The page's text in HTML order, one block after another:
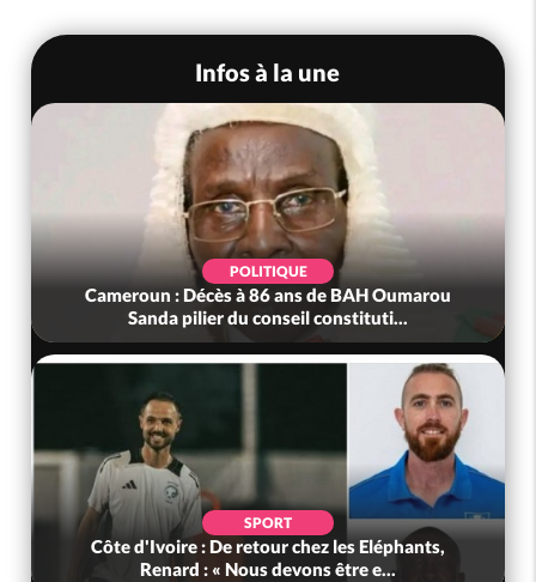
Infos à la une
POLITIQUE
Cameroun : Décès à 86 ans de BAH Oumarou
Sanda pilier du conseil constituti...
SPORT
Côte d'Ivoire : De retour chez les Eléphants,
Renard : « Nous devons être e...